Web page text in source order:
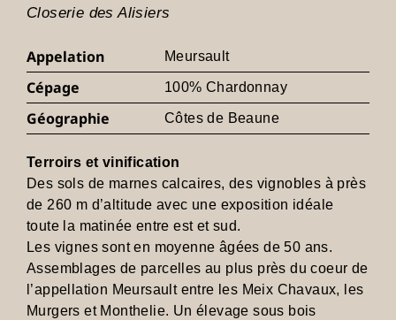
Closerie des Alisiers
Appelation Meursault
Cépage 100% Chardonnay
Géographie Côtes de Beaune
Terroirs et vinification
Des sols de marnes calcaires, des vignobles à près
de 260 m d’altitude avec une exposition idéale
toute la matinée entre est et sud.
Les vignes sont en moyenne âgées de 50 ans.
Assemblages de parcelles au plus près du coeur de
l’appellation Meursault entre les Meix Chavaux, les
Murgers et Monthelie. Un élevage sous bois